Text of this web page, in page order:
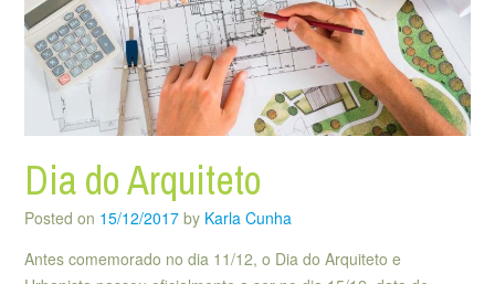
Dia do Arquiteto
Posted on 15/12/2017 by Karla Cunha
Antes comemorado no dia 11/12, o Dia do Arquiteto e